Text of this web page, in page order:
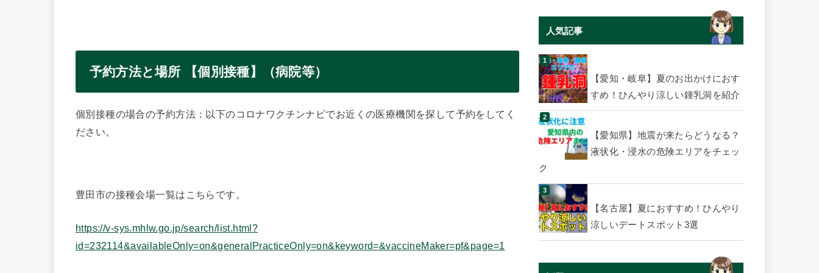
予約方法と場所 【個別接種】（病院等）
個別接種の場合の予約方法：以下のコロナワクチンナビでお近くの医療機関を探して予約をしてく
ださい。
豊田市の接種会場一覧はこちらです。
https://v-sys.mhlw.go.jp/search/list.html?
id=232114&availableOnly=on&generalPracticeOnly=on&keyword=&vaccineMaker=pf&page=1
人気記事
【愛知・岐阜】夏のお出かけにおす
すめ！ひんやり涼しい鍾乳洞を紹介
【愛知県】地震が来たらどうなる？
液状化・浸水の危険エリアをチェッ
ク
【名古屋】夏におすすめ！ひんやり
涼しいデートスポット3選